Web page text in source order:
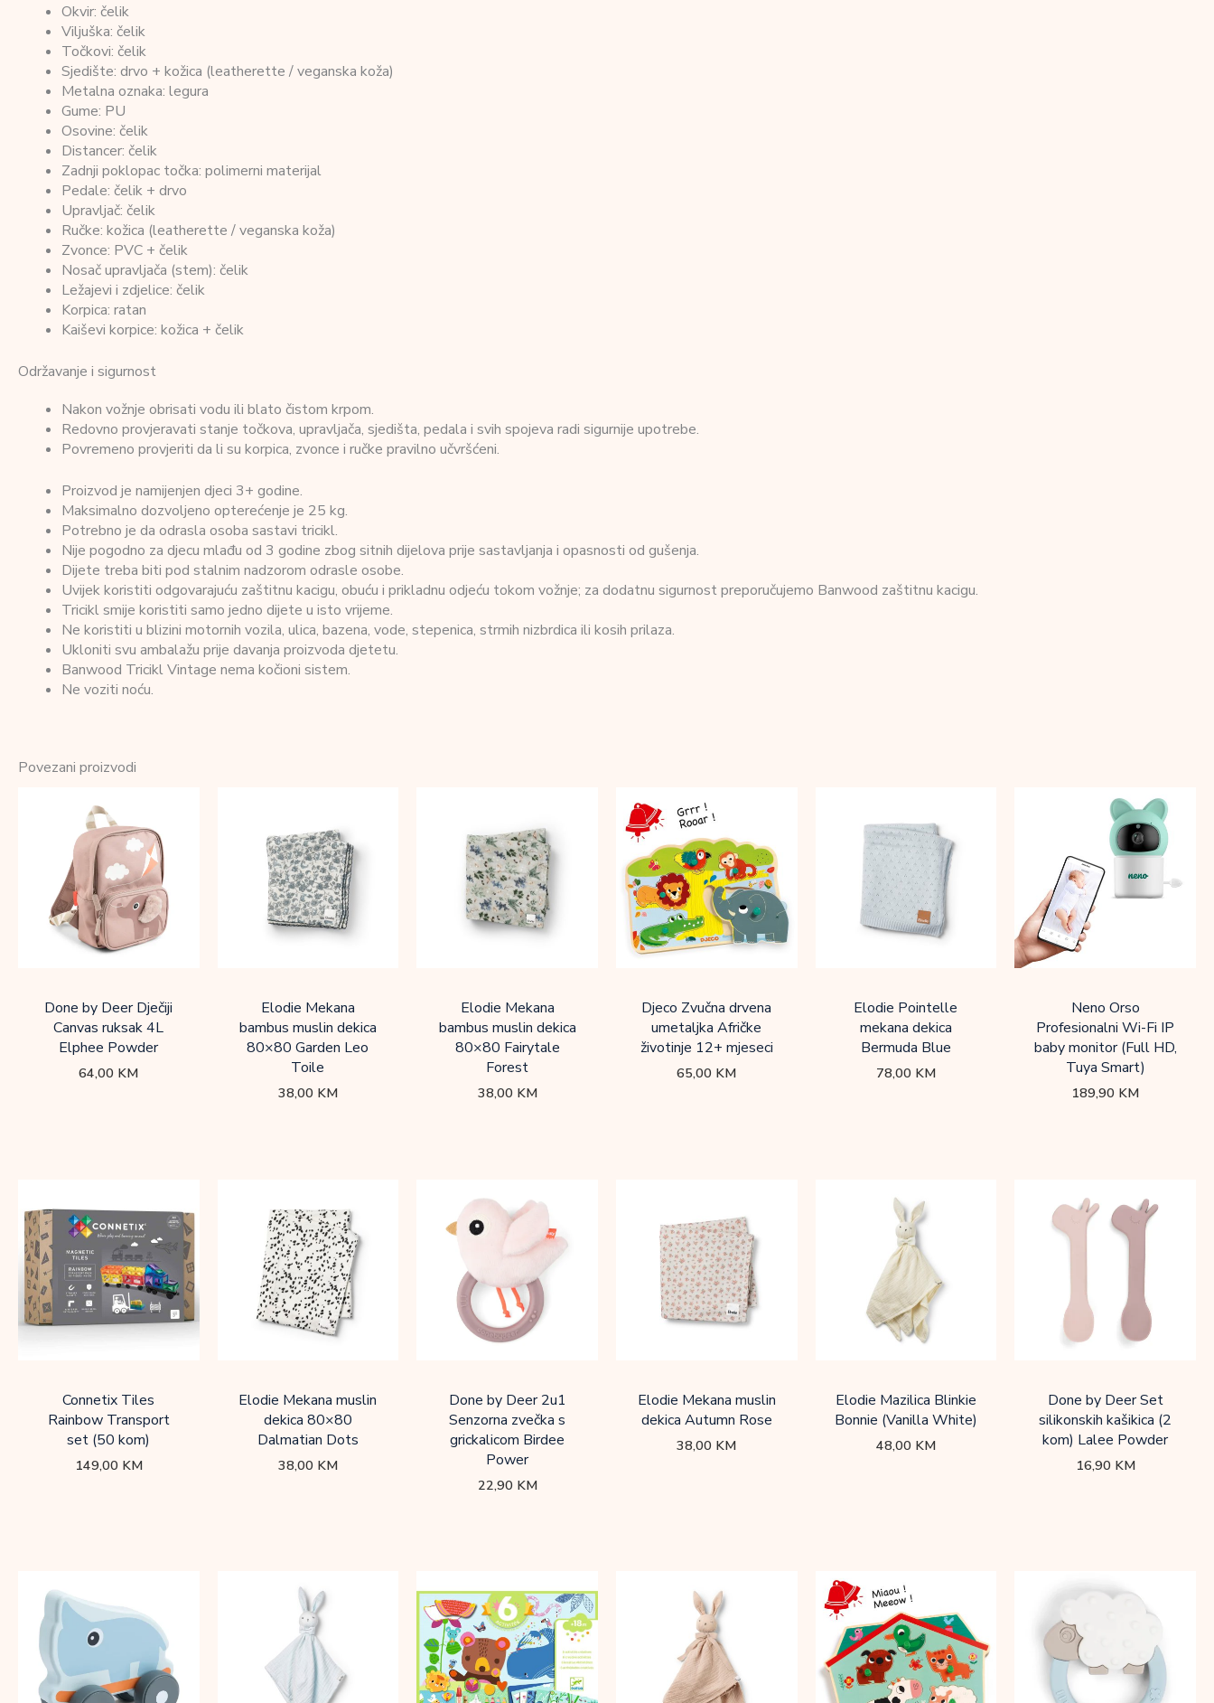
Okvir: čelik
Viljuška: čelik
Točkovi: čelik
Sjedište: drvo + kožica (leatherette / veganska koža)
Metalna oznaka: legura
Gume: PU
Osovine: čelik
Distancer: čelik
Zadnji poklopac točka: polimerni materijal
Pedale: čelik + drvo
Upravljač: čelik
Ručke: kožica (leatherette / veganska koža)
Zvonce: PVC + čelik
Nosač upravljača (stem): čelik
Ležajevi i zdjelice: čelik
Korpica: ratan
Kaiševi korpice: kožica + čelik
Održavanje i sigurnost
Nakon vožnje obrisati vodu ili blato čistom krpom.
Redovno provjeravati stanje točkova, upravljača, sjedišta, pedala i svih spojeva radi sigurnije upotrebe.
Povremeno provjeriti da li su korpica, zvonce i ručke pravilno učvršćeni.
Proizvod je namijenjen djeci 3+ godine.
Maksimalno dozvoljeno opterećenje je 25 kg.
Potrebno je da odrasla osoba sastavi tricikl.
Nije pogodno za djecu mlađu od 3 godine zbog sitnih dijelova prije sastavljanja i opasnosti od gušenja.
Dijete treba biti pod stalnim nadzorom odrasle osobe.
Uvijek koristiti odgovarajuću zaštitnu kacigu, obuću i prikladnu odjeću tokom vožnje; za dodatnu sigurnost preporučujemo Banwood zaštitnu kacigu.
Tricikl smije koristiti samo jedno dijete u isto vrijeme.
Ne koristiti u blizini motornih vozila, ulica, bazena, vode, stepenica, strmih nizbrdica ili kosih prilaza.
Ukloniti svu ambalažu prije davanja proizvoda djetetu.
Banwood Tricikl Vintage nema kočioni sistem.
Ne voziti noću.
Povezani proizvodi
Done by Deer Dječiji
Canvas ruksak 4L
Elphee Powder
64,00 KM
Elodie Mekana
bambus muslin dekica
80×80 Garden Leo
Toile
38,00 KM
Elodie Mekana
bambus muslin dekica
80×80 Fairytale
Forest
38,00 KM
Djeco Zvučna drvena
umetaljka Afričke
životinje 12+ mjeseci
65,00 KM
Elodie Pointelle
mekana dekica
Bermuda Blue
78,00 KM
Neno Orso
Profesionalni Wi-Fi IP
baby monitor (Full HD,
Tuya Smart)
189,90 KM
Connetix Tiles
Rainbow Transport
set (50 kom)
149,00 KM
Elodie Mekana muslin
dekica 80×80
Dalmatian Dots
38,00 KM
Done by Deer 2u1
Senzorna zvečka s
grickalicom Birdee
Power
22,90 KM
Elodie Mekana muslin
dekica Autumn Rose
38,00 KM
Elodie Mazilica Blinkie
Bonnie (Vanilla White)
48,00 KM
Done by Deer Set
silikonskih kašikica (2
kom) Lalee Powder
16,90 KM